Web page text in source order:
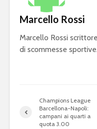
Marcello Rossi
Marcello Rossi
di scommesse sportive.
Champions League
Barcellona-Napoli:
campani ai quarti a
quota 3.00